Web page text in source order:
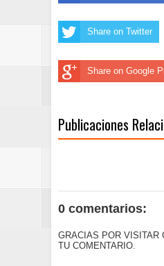
Share on Twitter
Share on Google
Publicaciones
0 comentarios:
GRACIAS POR VISITAR
TU COMENTARIO.